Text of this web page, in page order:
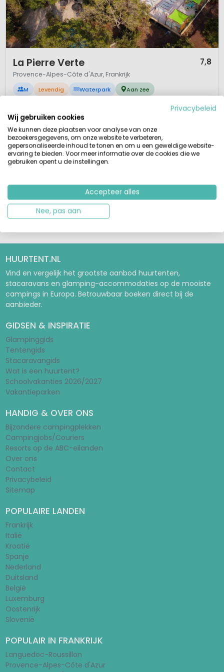
La Pierre Verte 7,8
Provence-Alpes-Côte d'Azur, Frankrijk
M Levendig Waterpark Aan zee
Zwembad met kinderbad
Uitgebreide kinderanimatie
Strand en zee op 8 km
Camping La Pierre Verte ligt in het glooiende landschap van de Provence,
bij Fréjus aan de Cote d’Azur. Dit is Zuid Frankrijk op zijn best. Een 4-
sterrencamping die gezellig en bruisend is. Een familiecamping met zo
nauwelijks af gaat! Zo is er een campingwinkel m...
Bekijk details Bekijk bij Carazur »
HUURTENT.NL
Vind en vergelijk het grootste aanbod huurtenten,
stacaravans en glamping-accommodaties op de mooiste
campings in Europa. Betrouwbaar boeken direct bij de
aanbieder.
GIDSEN & INSPIRATIE
Glampinggids
Tentengids
Stacaravangids
Wat is een huurtent?
Schoolvakanties 2026/2027
Vakantieparken
HANDIG & OVER ONS
Bijzondere campingplekken
Campingjobs/Couriers
Resorts op de ABC-eilanden
Over ons
Contact
Privacybeleid
Sitemap
POPULAIRE LANDEN
Frankrijk
Italië
Kroatië
Spanje
Nederland
Duitsland
België
Luxemburg
Oostenrijk
Slovenië
POPULAIR IN FRANKRIJK
Languedoc-Roussillon
Provence-Alpes-Côte d'Azur
Privacybeleid
Wij gebruiken cookies
We kunnen deze plaatsen voor analyse van onze
bezoekersgegevens, om onze website te verbeteren,
gepersonaliseerde inhoud te tonen en om u een geweldige website-
ervaring te bieden. Voor meer informatie over de cookies die we
gebruiken opent u de instellingen.
Accepteer alles
Nee, pas aan